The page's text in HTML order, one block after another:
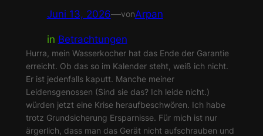
Juni 13, 2026—vonArpan
in Betrachtungen
Hurra, mein Wasserkocher hat das Ende der Garantie
erreicht. Ob das so im Kalender steht, weiß ich nicht.
Er ist jedenfalls kaputt. Manche meiner
Leidensgenossen (Sind sie das? Ich leide nicht.)
würden jetzt eine Krise heraufbeschwören. Ich habe
trotz Grundsicherung Ersparnisse. Für mich ist nur
ärgerlich, dass man das Gerät nicht aufschrauben und